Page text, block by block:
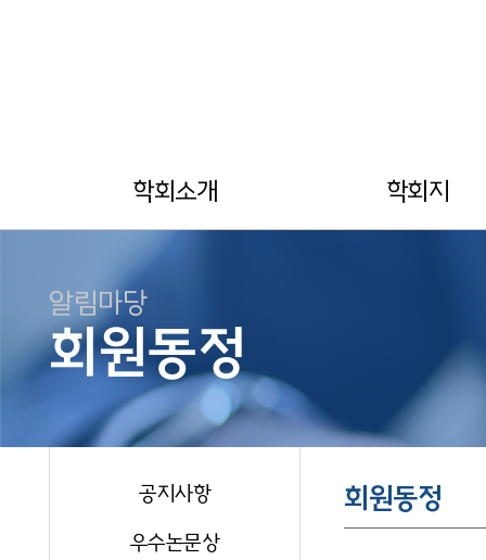
학회소개 학회지
알림마당
회원동정
공지사항
우수논문상
회원동정